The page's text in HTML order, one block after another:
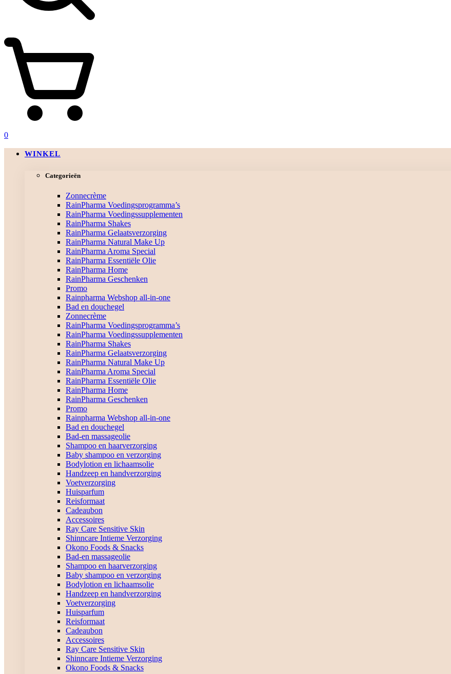
0
WINKEL
Categorieën
Zonnecrème
RainPharma Voedingsprogramma’s
RainPharma Voedingssupplementen
RainPharma Shakes
RainPharma Gelaatsverzorging
RainPharma Natural Make Up
RainPharma Aroma Special
RainPharma Essentiële Olie
RainPharma Home
RainPharma Geschenken
Promo
Rainpharma Webshop all-in-one
Bad en douchegel
Zonnecrème
RainPharma Voedingsprogramma’s
RainPharma Voedingssupplementen
RainPharma Shakes
RainPharma Gelaatsverzorging
RainPharma Natural Make Up
RainPharma Aroma Special
RainPharma Essentiële Olie
RainPharma Home
RainPharma Geschenken
Promo
Rainpharma Webshop all-in-one
Bad en douchegel
Bad-en massageolie
Shampoo en haarverzorging
Baby shampoo en verzorging
Bodylotion en lichaamsolie
Handzeep en handverzorging
Voetverzorging
Huisparfum
Reisformaat
Cadeaubon
Accessoires
Ray Care Sensitive Skin
Shinncare Intieme Verzorging
Okono Foods & Snacks
Bad-en massageolie
Shampoo en haarverzorging
Baby shampoo en verzorging
Bodylotion en lichaamsolie
Handzeep en handverzorging
Voetverzorging
Huisparfum
Reisformaat
Cadeaubon
Accessoires
Ray Care Sensitive Skin
Shinncare Intieme Verzorging
Okono Foods & Snacks